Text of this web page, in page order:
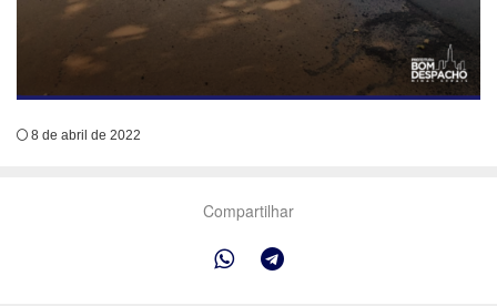
8 de abril de 2022
Compartilhar